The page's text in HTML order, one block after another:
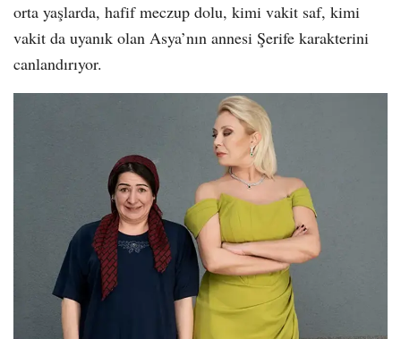
orta yaşlarda, hafif meczup dolu, kimi vakit saf, kimi
vakit da uyanık olan Asya’nın annesi Şerife karakterini
canlandırıyor.